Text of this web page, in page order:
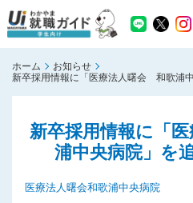
学生ロ
ホーム
がっつり就業体験コース
イベント情報
ホーム
お知らせ
新卒採用情報に「医療法人曙会 和歌浦
新卒採用情報に「
浦中央病院」を
医療法人曙会和歌浦中央病院